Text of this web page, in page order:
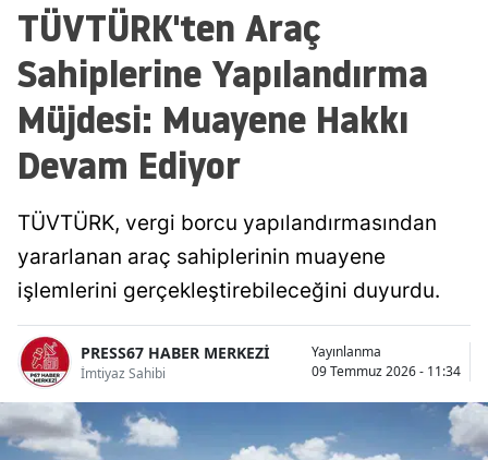
TÜVTÜRK'ten Araç
Sahiplerine Yapılandırma
Müjdesi: Muayene Hakkı
Devam Ediyor
TÜVTÜRK, vergi borcu yapılandırmasından
yararlanan araç sahiplerinin muayene
işlemlerini gerçekleştirebileceğini duyurdu.
PRESS67 HABER MERKEZİ
İmtiyaz Sahibi
Yayınlanma
09 Temmuz 2026 - 11:34